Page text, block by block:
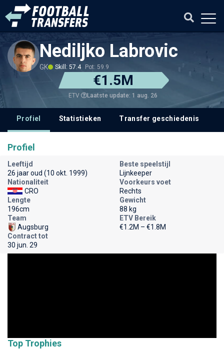
Nediljko Labrovic
GK Skill: 57.4 Pot: 59.9
€1.5M
ETV Laatste update: 1 aug. 26
Profiel Statistieken Transfer geschiedenis
Profiel
Leeftijd
26 jaar oud (10 okt. 1999)
Beste speelstijl
Lijnkeeper
Nationaliteit
CRO
Voorkeurs voet
Rechts
Lengte
196cm
Gewicht
88 kg
Team
Augsburg
ETV Bereik
€1.2M – €1.8M
Contract tot
30 jun. 29
Top Trophies